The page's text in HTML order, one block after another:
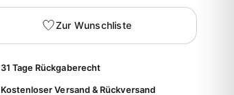
Zur Wunschliste
31 Tage Rückgaberecht
Kostenloser Versand & Rückversand